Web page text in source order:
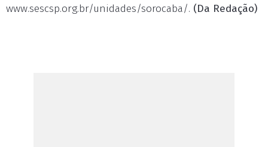
www.sescsp.org.br/unidades/sorocaba/. (Da Redação)